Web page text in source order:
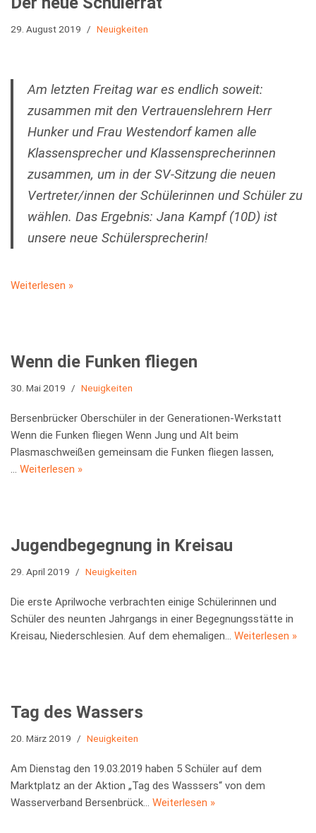
29. August 2019 Neuigkeiten
Am letzten Freitag war es endlich soweit:
zusammen mit den Vertrauenslehrern Herr
Hunker und Frau Westendorf kamen alle
Klassensprecher und Klassensprecherinnen
zusammen, um in der SV-Sitzung die neuen
Vertreter/innen der Schülerinnen und Schüler zu
wählen. Das Ergebnis: Jana Kampf (10D) ist
unsere neue Schülersprecherin!
Weiterlesen »
Wenn die Funken fliegen
30. Mai 2019 Neuigkeiten
Bersenbrücker Oberschüler in der Generationen-Werkstatt
Wenn die Funken fliegen Wenn Jung und Alt beim
Plasmaschweißen gemeinsam die Funken fliegen lassen,
… Weiterlesen »
Jugendbegegnung in Kreisau
29. April 2019 Neuigkeiten
Die erste Aprilwoche verbrachten einige Schülerinnen und
Schüler des neunten Jahrgangs in einer Begegnungsstätte in
Kreisau, Niederschlesien. Auf dem ehemaligen… Weiterlesen »
Tag des Wassers
20. März 2019 Neuigkeiten
Am Dienstag den 19.03.2019 haben 5 Schüler auf dem
Marktplatz an der Aktion „Tag des Wasssers“ von dem
Wasserverband Bersenbrück… Weiterlesen »